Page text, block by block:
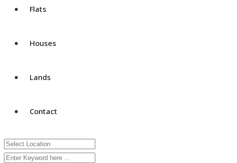
Flats
Houses
Lands
Contact